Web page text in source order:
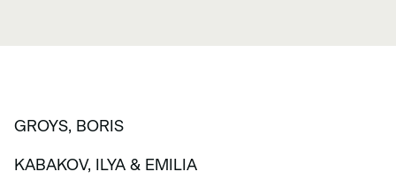
GROYS, BORIS
KABAKOV, ILYA & EMILIA